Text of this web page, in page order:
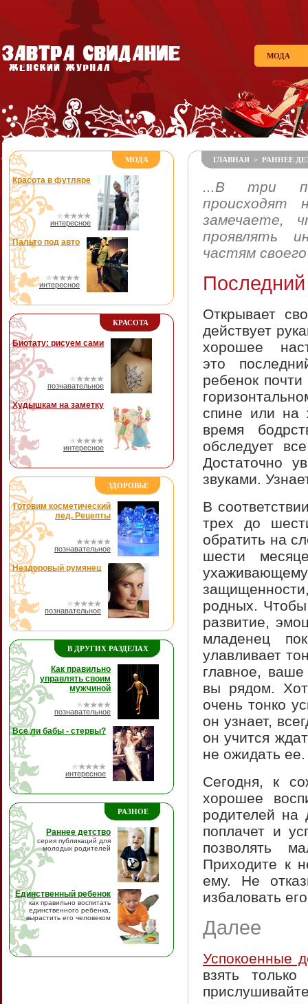
МОДА
МОДА
Красота в футляре
интересное
Пальто под авто
интересное
КРАСОТА
Биотату: рисуем сами
познавательное
Худышкам на заметку
интересное
ЗДОРОВЬЕ
Готовим косметический
лед. Рецепты
познавательное
Нездоровый румянец
познавательное
В ДРУГИХ РАЗДЕЛАХ
Как правильно
управлять своим
мужчиной
познавательное
Все ли бабы - стервы?
интересное
РАЗНОЕ
Раннее детство
серия публикаций для
молодых родителей
Единственный ребенок
как правильно воспитать
единственного ребенка,
вырастить его человеком
ГЛАВНАЯ > РАННЕЕ
...В три
происходят
замечаете,
проявлять
частям
Открывает
действует
хорошее
это
ребенок
спине или на
время
обследует
Достаточно
звуками.
В
трех до
обратить на
шести
родных. Чтобы
развитие,
младенец
улавливает
главное, ваше
вы рядом.
очень тонко
он узнает,
он учится
не ожидать ее.
Сегодня, к
хорошее
родителей на
поплачет и
позволять
Приходите к
ему. Не
избаловать
Далее
Успокоенные
взять